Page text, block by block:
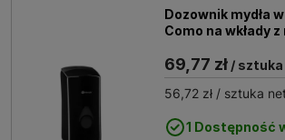
Dozownik mydła
Como na wkłady z
69,77 zł /
56,72 zł / sztuka
1 Dostępność